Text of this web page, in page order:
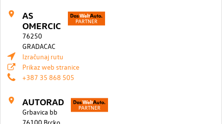
AS
OMERCIC
76250
GRADACAC
Izračunaj rutu
Prikaz web stranice
+387 35 868 505
AUTORAD
Grbavica bb